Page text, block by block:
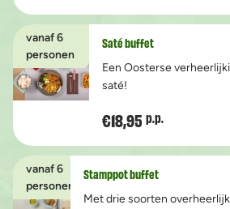
vanaf 6
personen
Saté buffet
Een Oosterse
saté!
€18,95 p.p.
vanaf 6
personen
Stamppot buffet
Met drie soorten